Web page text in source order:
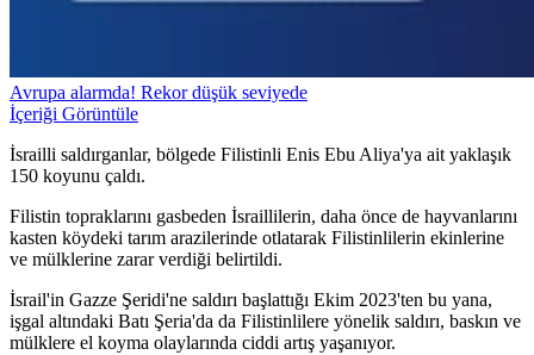
Avrupa alarmda! Rekor düşük seviyede
İçeriği Görüntüle
İsrailli saldırganlar, bölgede Filistinli Enis Ebu Aliya'ya ait yaklaşık
150 koyunu çaldı.
Filistin topraklarını gasbeden İsraillilerin, daha önce de hayvanlarını
kasten köydeki tarım arazilerinde otlatarak Filistinlilerin ekinlerine
ve mülklerine zarar verdiği belirtildi.
İsrail'in Gazze Şeridi'ne saldırı başlattığı Ekim 2023'ten bu yana,
işgal altındaki Batı Şeria'da da Filistinlilere yönelik saldırı, baskın ve
mülklere el koyma olaylarında ciddi artış yaşanıyor.